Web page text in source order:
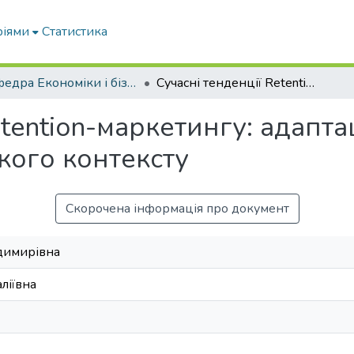
Статистика
Кафедра Економіки і бізнесу Сучасні тенденції Retention-маркетингу: адаптація глобальних практик до українського контексту
маркетингу:
контексту
Скорочена інформація про документ